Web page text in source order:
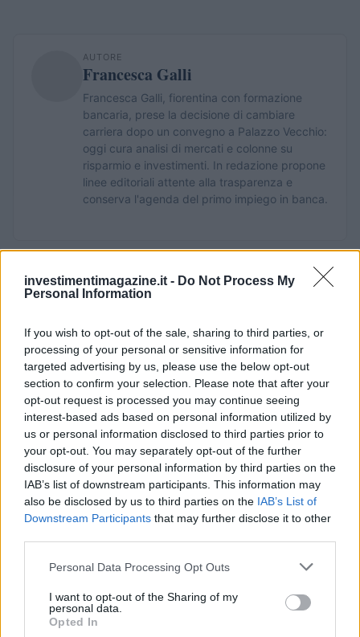
investimentimagazine.it - Do Not Process My
Personal Information
If you wish to opt-out of the sale, sharing to third parties, or
processing of your personal or sensitive information for
targeted advertising by us, please use the below opt-out
section to confirm your selection. Please note that after your
opt-out request is processed you may continue seeing
interest-based ads based on personal information utilized by
us or personal information disclosed to third parties prior to
your opt-out. You may separately opt-out of the further
disclosure of your personal information by third parties on the
IAB’s list of downstream participants. This information may
also be disclosed by us to third parties on the IAB’s List of
Downstream Participants that may further disclose it to other
Please note that this website/app uses one or more Google
not limited to your visit or usage behaviour. You may click to
grant or deny consent to Google and its third-party tags to
use your data for below specified purposes in below Google
Personal Data Processing Opt Outs
I want to opt-out of the Sharing of my
personal data.
Opted In
AUTORE
Francesca Galli
Francesca Galli, fiorentina con formazione
bancaria, prese la decisione di cambiare
carriera dopo un convegno a Palazzo Vecchio:
oggi cura analisi di mercati e colonne su
risparmio e investimenti. In redazione propone
linee editoriali attente alla trasparenza e
conserva l'agenda del primo impiego in banca.
Continua a leggere